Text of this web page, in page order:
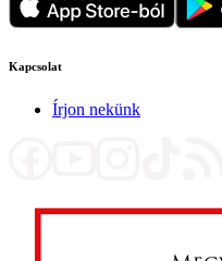
Kapcsolat
Írjon nekünk